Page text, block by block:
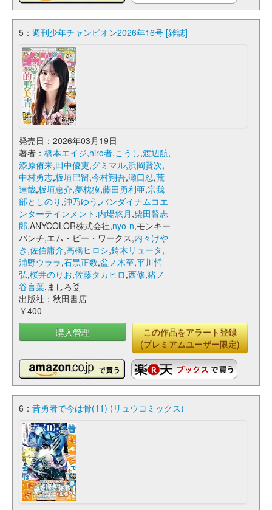
5： 週刊少年チャンピオン2026年16号 [雑誌]
発売日：2026年03月19日
著者： 橋本エイジ,hiro者,こうし,渡辺航,
漆原侑来,田中優吏,グミマル,浜岡賢次,
中村勇志,板垣巴留,今村翔吾,瀬口忍,荒
達哉,板垣恵介,夢枕獏,藤田勇利亜,宗我
部としのり ,沖乃ゆう ,バンダイナムコエ
ンターテインメント ,内場悠月 ,柴田賢志
郎,ANYCOLOR株式会社,nyo-n,モンキー
パンチ,エム・ピー・ワークス,内々けや
き ,佐伯庸介,高橋ヒロシ,鈴木リュータ,
浦野ウララ,石黒正数,盆ノ木至,平川哲
弘,桜井のりお,佐藤タカヒロ,西修,猪ノ
谷言葉,ましろ爻
出版社：秋田書店
￥400
購入管理
この作品をアラート登録
(プレミアムユーザー限定)
6： 昔勇者で今は骨(11) (リュウコミックス)